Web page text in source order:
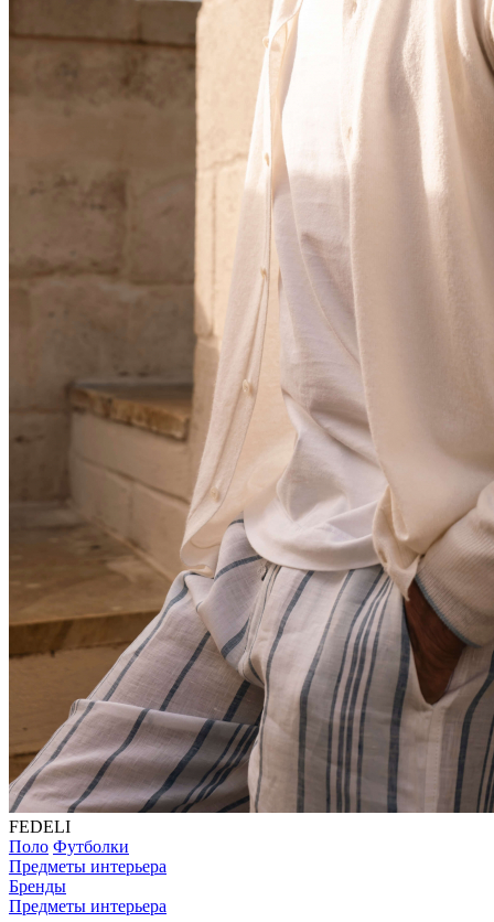
FEDELI
Поло Футболки
Предметы интерьера
Бренды
Предметы интерьера